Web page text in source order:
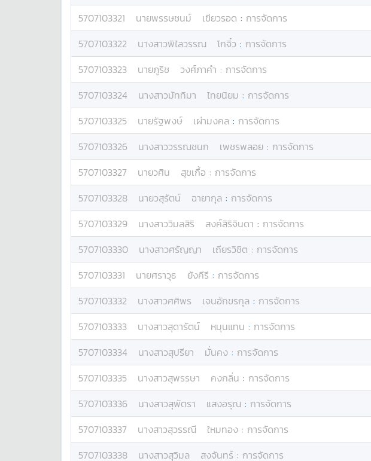
5707103321
นายพรรษชนม์ เขียวรอด : การจัดการ
5707103322
นางสาวพิไลวรรณ โกจิ๋ว : การจัดการ
5707103323
นายภูริช วงศ์ภาคำ : การจัดการ
5707103324
นางสาวมัททิมา ไทยนิยม : การจัดการ
5707103325
นายรัฐพงษ์ เผ่ามงคล : การจัดการ
5707103326
นางสาววรรณชนก เพชรพลอย : การจัดการ
5707103327
นายวศิน สุขเกื้อ : การจัดการ
5707103328
นายวสุรัตน์ ฉายากุล : การจัดการ
5707103329
นางสาววิมลสิริ สงค์สิริจินดา : การจัดการ
5707103330
นางสาวศรัญญา เถียรวิชิต : การจัดการ
5707103331
นายศราวุธ ยังคีรี : การจัดการ
5707103332
นางสาวศศิพร เจนอักขรกุล : การจัดการ
5707103333
นางสาวสุดารัตน์ หมุนแทน : การจัดการ
5707103334
นางสาวสุปรียา มั่นคง : การจัดการ
5707103335
นางสาวสุพรรษา คงกลิ่น : การจัดการ
5707103336
นางสาวสุพัตรา แสงอรุณ : การจัดการ
5707103337
นางสาวสุวรรณี ใหมทอง : การจัดการ
5707103338
นางสาวสุวิมล สงจันทร์ : การจัดการ